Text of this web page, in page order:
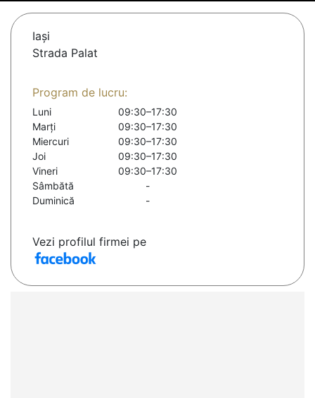
Iaşi
Strada Palat
Program de lucru:
Luni
09:30–17:30
Marți
09:30–17:30
Miercuri
09:30–17:30
Joi
09:30–17:30
Vineri
09:30–17:30
Sâmbătă
-
Duminică
-
Vezi profilul firmei pe